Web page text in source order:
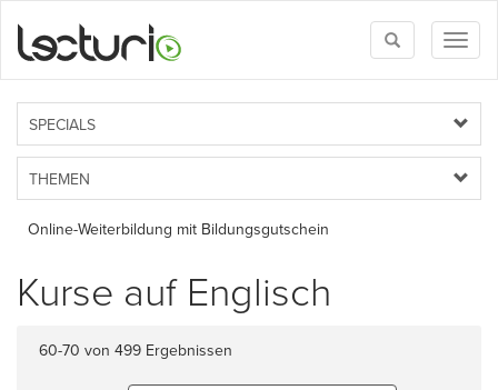
Toggle
search
SPECIALS
THEMEN
Online-Weiterbildung mit Bildungsgutschein
Kurse auf Englisch
60-70 von 499 Ergebnissen